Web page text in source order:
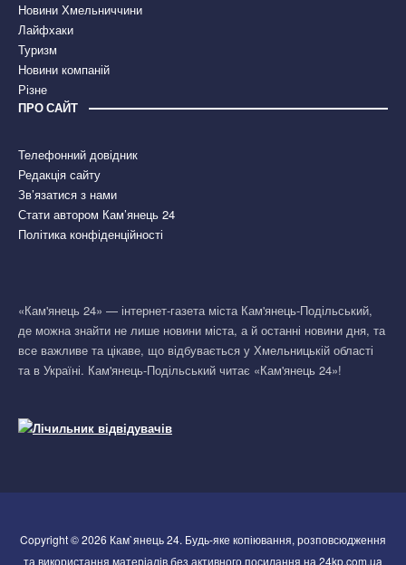
Новини Хмельниччини
Лайфхаки
Туризм
Новини компаній
Різне
ПРО САЙТ
Телефонний довідник
Редакція сайту
Зв’язатися з нами
Стати автором Кам’янець 24
Політика конфіденційності
«Кам'янець 24» — інтернет-газета міста Кам'янець-Подільський,
де можна знайти не лише новини міста, а й останні новини дня, та
все важливе та цікаве, що відбувається у Хмельницькій області
та в Україні. Кам'янець-Подільський читає «Кам'янець 24»!
Copyright © 2026 Кам`янець 24. Будь-яке копіювання, розповсюдження
та використання матеріалів без активного посилання на 24kp.com.ua